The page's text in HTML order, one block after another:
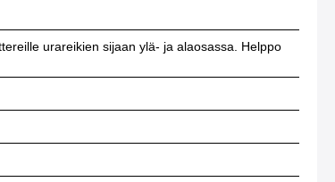
urareikien sijaan ylä- ja alaosassa. Helppo